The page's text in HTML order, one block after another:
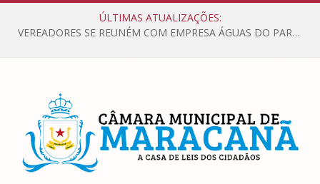
ÚLTIMAS ATUALIZAÇÕES:
VEREADORES SE REUNÉM COM EMPRESA ÁGUAS DO PARÁ, PARA APRESENTAR REIVINDICAÇÕES E MELHORIAS NA QUALIDADE DOS SERVIÇOS OFERECIDOS Á POPULAÇÃO.